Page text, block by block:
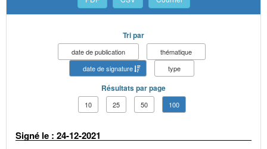
Tri par
date de publication
thématique
date de signature
type
Résultats par page
10 25 50 100
Signé le : 24-12-2021